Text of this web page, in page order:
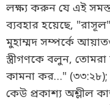
লক্ষ্য করুন যে এই
ব্যবহার হয়েছে, "রাসূল"
মুহাম্মদ সম্পর্কে
স্ত্রীগণকে বলুন,
কামনা কর…" (৩৩:২৮);
কেউ প্রকাশ্য অশ্লীল